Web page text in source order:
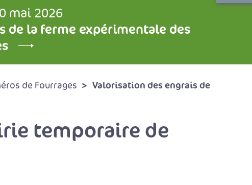
mai 2026
de la ferme expérimentale des
de Fourrages
Valorisation des engrais de
temporaire de